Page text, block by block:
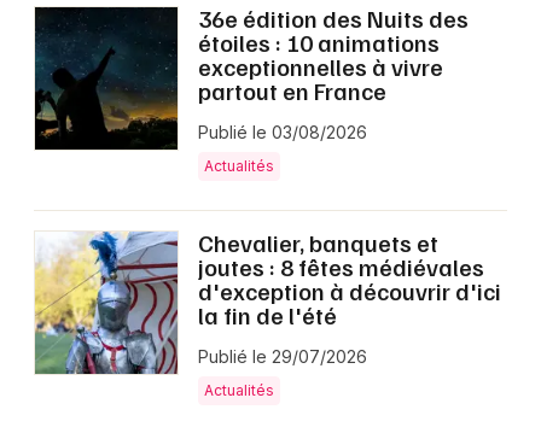
36e édition des Nuits des
étoiles : 10 animations
exceptionnelles à vivre
partout en France
Publié le 03/08/2026
Actualités
Chevalier, banquets et
joutes : 8 fêtes médiévales
d'exception à découvrir d'ici
la fin de l'été
Publié le 29/07/2026
Actualités